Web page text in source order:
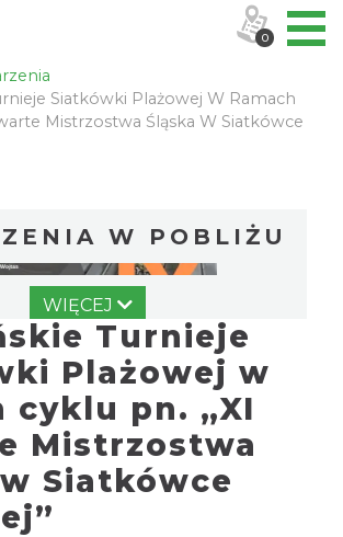
Siatkówki Plażowej W Ramach
Mistrzostwa Śląska W Siatkówce
W POBLIŻU
2026-08-09
WIĘCEJ
Turnieje
Plażowej w
cyklu pn. „XI
Mistrzostwa
Siatkówce
0